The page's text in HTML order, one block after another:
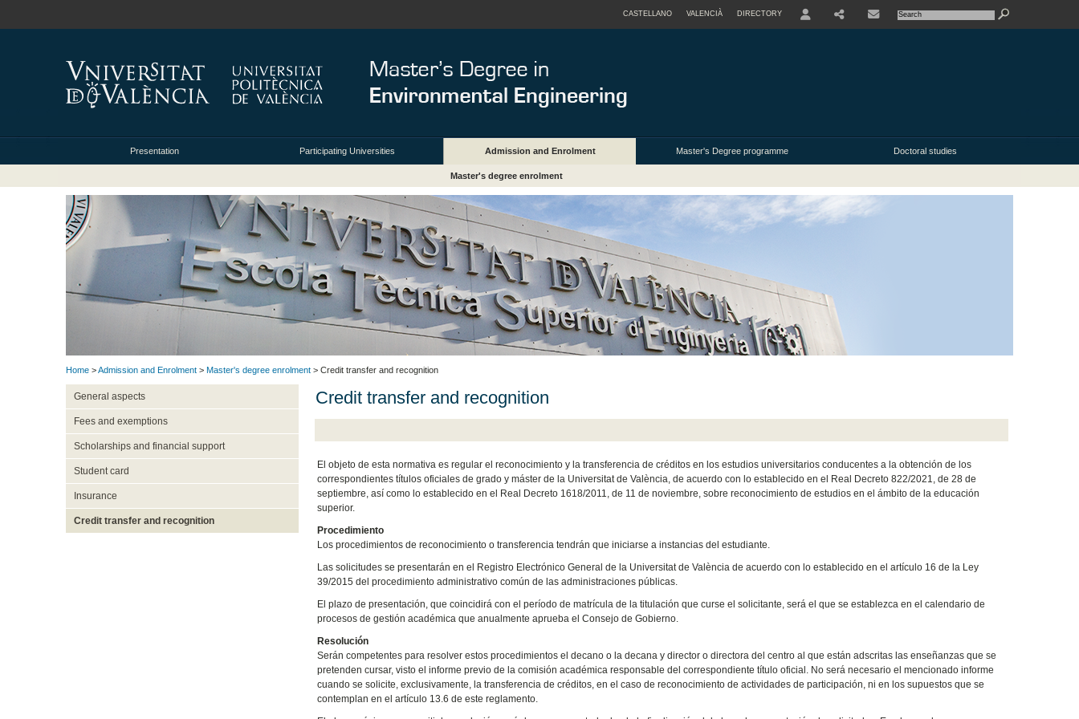
CASTELLANO VALENCIÀ DIRECTORY
Presentation Participating Universities Admission and Enrolment Master's Degree programme Doctoral studies
Master's degree enrolment
Home >Admission and Enrolment > Master's degree enrolment > Credit transfer and recognition
General aspects
Fees and exemptions
Scholarships and financial support
Student card
Insurance
Credit transfer and recognition
Credit transfer and recognition
El objeto de esta normativa es regular el reconocimiento y la transferencia de créditos en los estudios universitarios conducentes a la obtención de los
correspondientes títulos oficiales de grado y máster de la Universitat de València, de acuerdo con lo establecido en el Real Decreto 822/2021, de 28 de
septiembre, así como lo establecido en el Real Decreto 1618/2011, de 11 de noviembre, sobre reconocimiento de estudios en el ámbito de la educación
superior.
Procedimiento
Los procedimientos de reconocimiento o transferencia tendrán que iniciarse a instancias del estudiante.
Las solicitudes se presentarán en el Registro Electrónico General de la Universitat de València de acuerdo con lo establecido en el artículo 16 de la Ley
39/2015 del procedimiento administrativo común de las administraciones públicas.
El plazo de presentación, que coincidirá con el período de matrícula de la titulación que curse el solicitante, será el que se establezca en el calendario de
procesos de gestión académica que anualmente aprueba el Consejo de Gobierno.
Resolución
Serán competentes para resolver estos procedimientos el decano o la decana y director o directora del centro al que están adscritas las enseñanzas que se
pretenden cursar, visto el informe previo de la comisión académica responsable del correspondiente título oficial. No será necesario el mencionado informe
cuando se solicite, exclusivamente, la transferencia de créditos, en el caso de reconocimiento de actividades de participación, ni en los supuestos que se
contemplan en el artículo 13.6 de este reglamento.